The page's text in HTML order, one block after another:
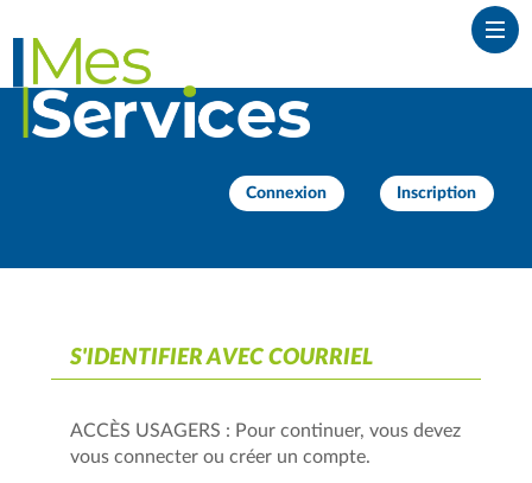
Connexion Inscription
S'IDENTIFIER AVEC COURRIEL
ACCÈS USAGERS : Pour continuer, vous devez
vous connecter ou créer un compte.